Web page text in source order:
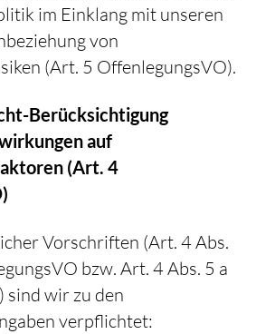
im Einklang mit unseren
von
(Art. 5 OffenlegungsVO).
Berücksichtigung
auf
(Art. 4
Vorschriften (Art. 4 Abs.
bzw. Art. 4 Abs. 5 a
sind wir zu den
verpflichtet: